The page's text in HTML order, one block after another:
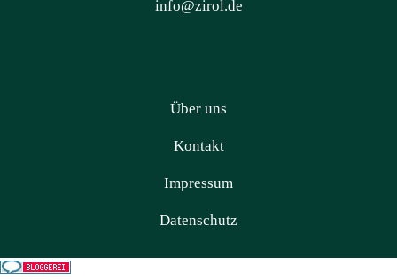
info@zirol.de
Über uns
Kontakt
Impressum
Datenschutz